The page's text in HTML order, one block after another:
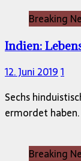
Breaking
Indien:
12. Juni 20191
Sechs
ermordet
Breaking